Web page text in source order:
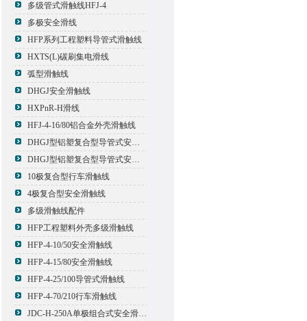
多级管式滑触线HFJ-4
多极安全滑线
HFP系列工程塑料导管式滑触线
HXTS(L)碳刷集电滑线
弧型滑触线
DHGJ安全滑触线
HXPnR-H滑线
HFJ-4-16/80铝合金外壳滑触线
DHGJ型铝塑复合型导管式安全滑触线
DHGJ型铝塑复合型导管式安全滑触线
10极复合型行车滑触线
4极复合型安全滑触线
多级滑触线配件
HFP工程塑料外壳多级滑触线
HFP-4-10/50安全滑触线
HFP-4-15/80安全滑触线
HFP-4-25/100导管式滑触线
HFP-4-70/210行车滑触线
JDC-H-250A单极组合式安全滑触线